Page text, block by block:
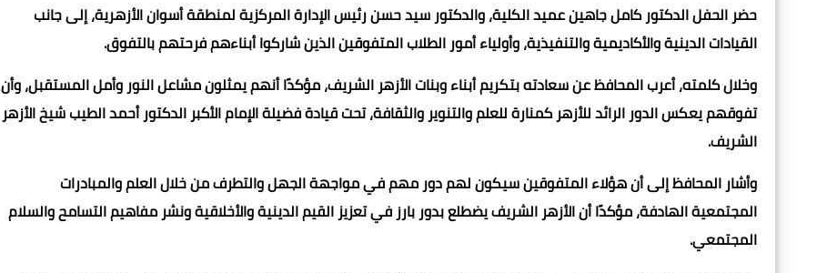
حضر الحفل الدكتور كامل جاهين عميد الكلية، والدكتور سيد حسن رئيس الإدارة المركزية لمنطقة أسوان الأزهرية، إلى جانب
القيادات الدينية والأكاديمية والتنفيذية، وأولياء أمور الطلاب المتفوقين الذين شاركوا أبناءهم فرحتهم بالتفوق.
وخلال كلمته، أعرب المحافظ عن سعادته بتكريم أبناء وبنات الأزهر الشريف، مؤكدًا أنهم يمثلون مشاعل النور وأمل المستقبل، وأن
تفوقهم يعكس الدور الرائد للأزهر كمنارة للعلم والتنوير والثقافة، تحت قيادة فضيلة الإمام الأكبر الدكتور أحمد الطيب شيخ الأزهر
الشريف.
وأشار المحافظ إلى أن هؤلاء المتفوقين سيكون لهم دور مهم في مواجهة الجهل والتطرف من خلال العلم والمبادرات
المجتمعية الهادفة، مؤكدًا أن الأزهر الشريف يضطلع بدور بارز في تعزيز القيم الدينية والأخلاقية ونشر مفاهيم التسامح والسلام
المجتمعي.